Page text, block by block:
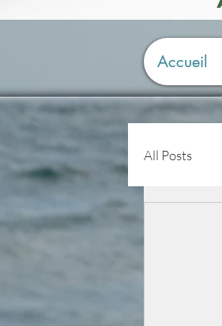
Accueil
All Posts